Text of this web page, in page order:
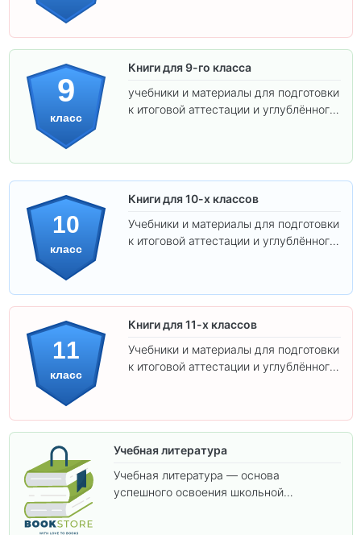
9
класс
Книги для 9-го класса
учебники и материалы для подготовки
к итоговой аттестации и углублённого
10
класс
Книги для 10-х классов
Учебники и материалы для подготовки
к итоговой аттестации и углублённого
11
класс
Книги для 11-х классов
Учебники и материалы для подготовки
к итоговой аттестации и углублённого
Учебная литература
Учебная литература — основа
успешного освоения школьной